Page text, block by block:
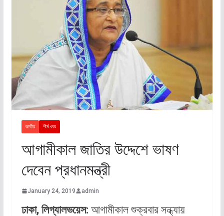
জাতীয় শীর্ষ খবর
আগামীকাল জাতির উদ্দেশে ভাষণ
দেবেন প্রধানমন্ত্রী
January 24, 2019 admin
ঢাকা, লিগ্যালভয়েস: আগামীকাল শুক্রবার সন্ধ্যায়